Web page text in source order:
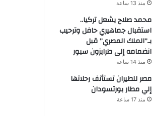
منذ 13 ساعة
محمد صلاح يشعل تركيا..
استقبال جماهيري حافل وترحيب
بـ”الملك المصري” قبل
انضمامه إلى طرابزون سبور
منذ 14 ساعة
مصر للطيران تستأنف رحلاتها
إلي مطار بورتسودان
منذ 17 ساعة